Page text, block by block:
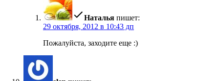
Наталья пишет:
29 октября, 2012 в 10:43 дп
Пожалуйста, заходите еще :)